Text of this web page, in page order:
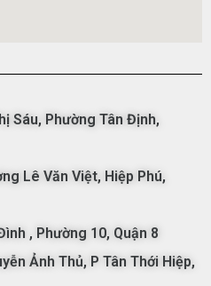
Sáu, Phường Tân Định,
Lê Văn Việt, Hiệp Phú,
, Phường 10, Quận 8
Ảnh Thủ, P Tân Thới Hiệp,